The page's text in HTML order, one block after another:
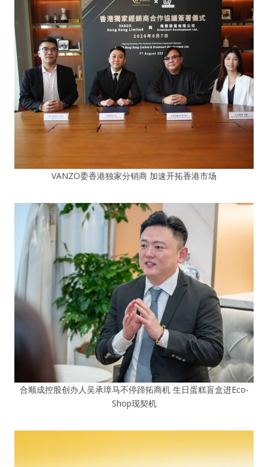
VANZO委香港独家分销商 加速开拓香港市场
合顺成控股创办人吴承璋马不停蹄拓商机 生日蛋糕盲盒进Eco-
Shop现契机